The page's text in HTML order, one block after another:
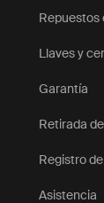
Repuestos
Llaves y
Garantía
Retirada
Registro
Asistencia